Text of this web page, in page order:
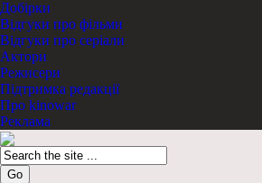
Добірки
Відгуки про фільми
Відгуки про серіали
Актори
Режисери
Підтримка редакції
Про kinowar
Реклама
Go